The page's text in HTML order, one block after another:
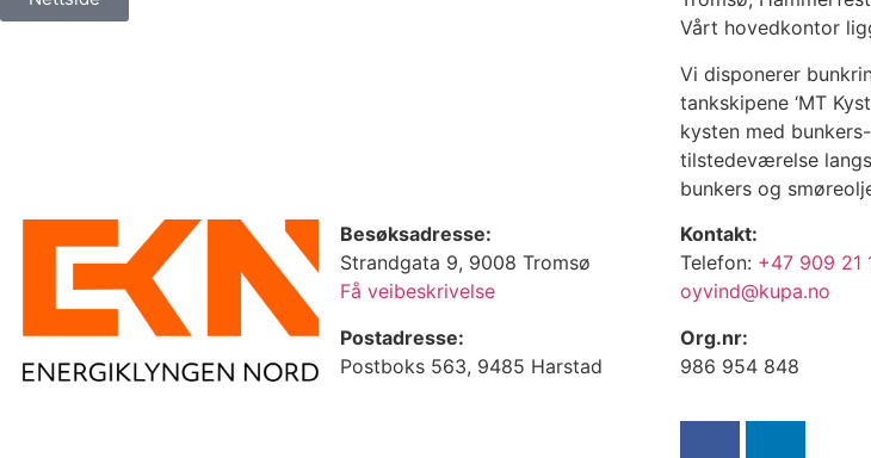
Vårt hovedkontor
Vi disponerer
tankskipene ‘MT
kysten med
tilstedeværelse
bunkers og
Besøksadresse:
Strandgata 9, 9008 Tromsø
Få veibeskrivelse
Postadresse:
Postboks 563, 9485 Harstad
Kontakt:
Telefon: +47 909 21
oyvind@kupa.no
Org.nr:
986 954 848